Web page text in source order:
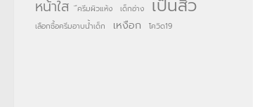
หน้าใส ึครีมผิวแห้ง เด็กอ่าง เป็นสิว
เลือกซื้อครีมอาบน้ำเด็ก เหงือก โควิด19